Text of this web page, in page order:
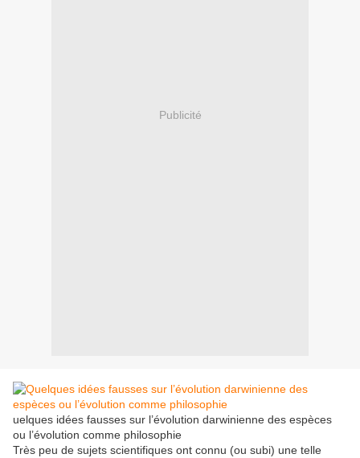
Publicité
uelques idées fausses sur l’évolution darwinienne des espèces
ou l’évolution comme philosophie
Très peu de sujets scientifiques ont connu (ou subi) une telle